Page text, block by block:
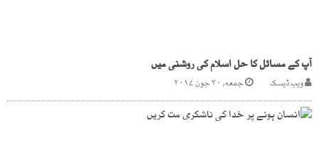
آپ کے مسائل کا حل اسلام کی روشنی میں
ویب ڈیسک جمعه, ۳۰ جون ۲۰۱۷